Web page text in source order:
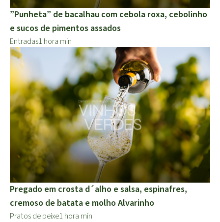
”Punheta” de bacalhau com cebola roxa, cebolinho
e sucos de pimentos assados
Entradas1 hora min
Pregado em crosta d´alho e salsa, espinafres,
cremoso de batata e molho Alvarinho
Pratos de peixe1 hora min